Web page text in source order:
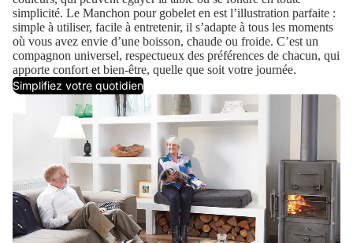
simplicité. Le Manchon pour gobelet en est l’illustration parfaite :
simple à utiliser, facile à entretenir, il s’adapte à tous les moments
où vous avez envie d’une boisson, chaude ou froide. C’est un
compagnon universel, respectueux des préférences de chacun, qui
apporte confort et bien-être, quelle que soit votre journée.
Simplifiez votre quotidien